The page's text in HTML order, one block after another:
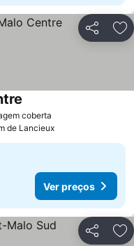
Partilhar
coberta
de Lancieux
Ver preços
Partilhar